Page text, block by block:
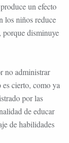
un efecto
los niños reduce
porque disminuye
no administrar
cierto, como ya
por las
de educar
de habilidades